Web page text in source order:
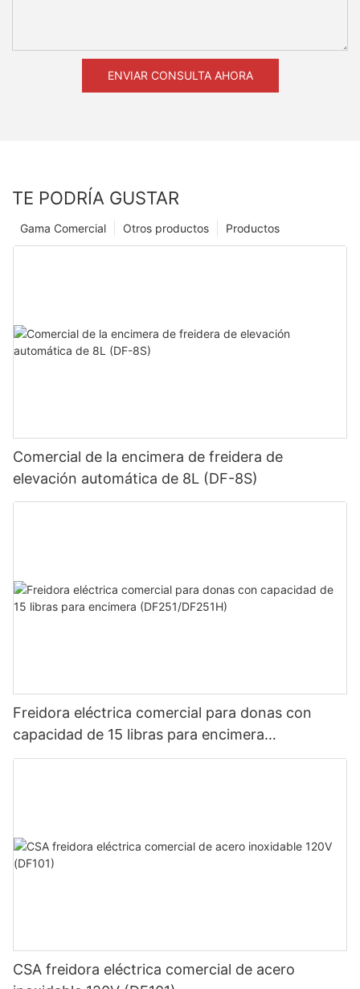
ENVIAR CONSULTA AHORA
TE PODRÍA GUSTAR
Productos
Otros productos
Gama Comercial
Comercial de la encimera de freidera de
elevación automática de 8L (DF-8S)
Freidora eléctrica comercial para donas con
capacidad de 15 libras para encimera
(DF251/DF251H)
CSA freidora eléctrica comercial de acero